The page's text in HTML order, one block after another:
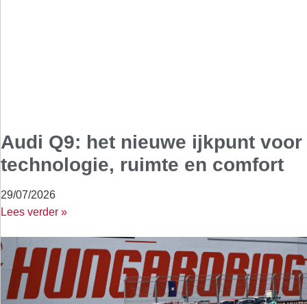
Audi Q9: het nieuwe ijkpunt voor
technologie, ruimte en comfort
29/07/2026
Lees verder »